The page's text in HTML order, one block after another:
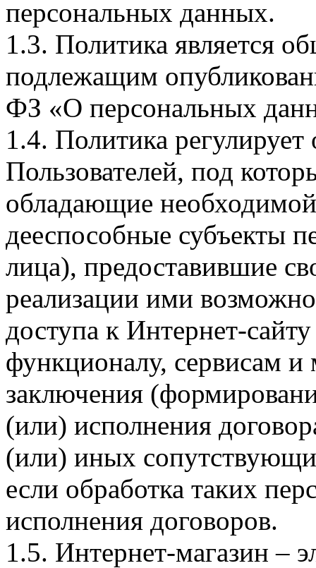
персональных данных.
1.3. Политика является
подлежащим
ФЗ «О персональных
1.4. Политика
Пользователей, под
обладающие
дееспособные субъекты
лица), предоставившие
реализации ими
доступа к Интернет-
функционалу, сервисам и
заключения
(или) исполнения
(или) иных
если обработка таких
исполнения договоров.
1.5. Интернет-магазин –